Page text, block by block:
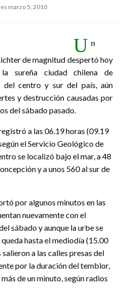
marzo 5, 2010
U n
de magnitud despertó hoy
sureña ciudad chilena de
del centro y sur del país, aún
y destrucción causadas por
del sábado pasado.
a las 06.19 horas (09.19
el Servicio Geológico de
se localizó bajo el mar, a 48
y a unos 560 al sur de
por algunos minutos en las
nuevamente con el
sábado y aunque la urbe se
hasta el mediodía (15.00
a las calles presas del
por la duración del temblor,
de un minuto, según radios